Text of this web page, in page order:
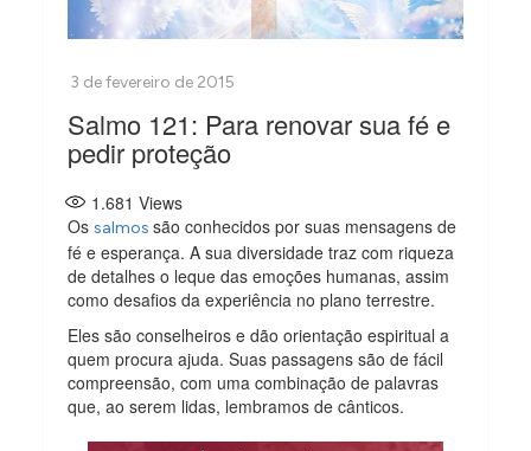
Salmo 121: Para renovar sua fé e
pedir proteção
1.681 Views
Ossalmossão conhecidos por suas mensagens de
fé e esperança. A sua diversidade traz com riqueza
de detalhes o leque das emoções humanas, assim
como desafios da experiência no plano terrestre.
Eles são conselheiros e dão orientação espiritual a
quem procura ajuda. Suas passagens são de fácil
compreensão, com uma combinação de palavras
que, ao serem lidas, lembramos de cânticos.